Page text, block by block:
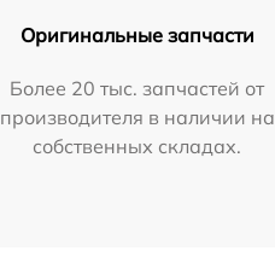
Оригинальные запчасти
Более 20 тыс. запчастей от
производителя в наличии на
собственных складах.